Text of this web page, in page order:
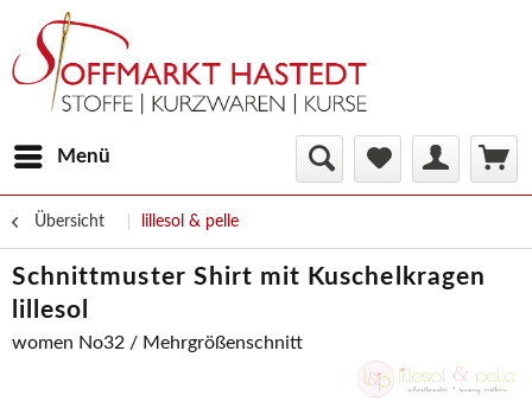
Menü
Übersicht lillesol & pelle
Schnittmuster Shirt mit Kuschelkragen
lillesol
women No32 / Mehrgrößenschnitt